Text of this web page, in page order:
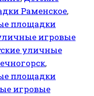
Раменское,
площадки
игровые
уличные
,
площадки
игровые